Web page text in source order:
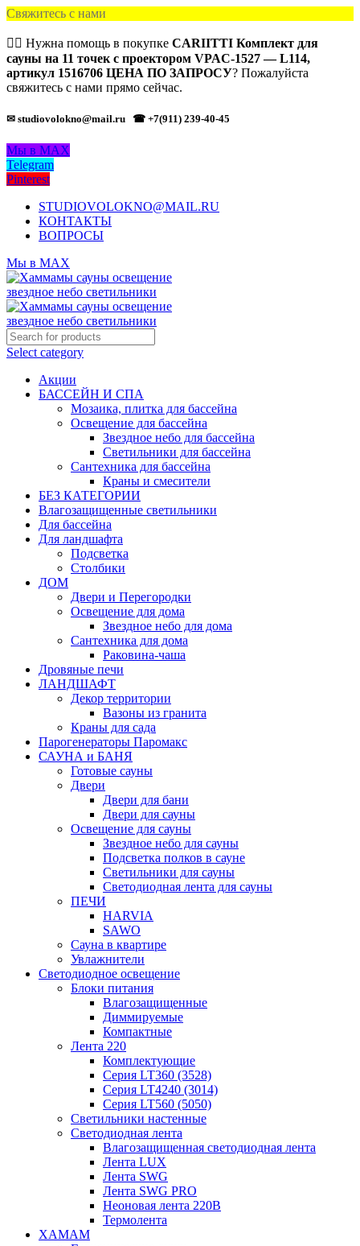
Свяжитесь с нами
🙋‍♂️ Нужна помощь в покупке CARIITTI Комплект для
сауны на 11 точек с проектором VPAC-1527 — L114,
артикул 1516706 ЦЕНА ПО ЗАПРОСУ? Пожалуйста
свяжитесь с нами прямо сейчас.
✉ studiovolokno@mail.ru ☎ +7(911) 239-40-45
Мы в MAX
Telegram
Pinterest
STUDIOVOLOKNO@MAIL.RU
КОНТАКТЫ
ВОПРОСЫ
Мы в MAX
Select category
Акции
БАССЕЙН И СПА
Мозаика, плитка для бассейна
Освещение для бассейна
Звездное небо для бассейна
Светильники для бассейна
Сантехника для бассейна
Краны и смесители
БЕЗ КАТЕГОРИИ
Влагозащищенные светильники
Для бассейна
Для ландшафта
Подсветка
Столбики
ДОМ
Двери и Перегородки
Освещение для дома
Звездное небо для дома
Сантехника для дома
Раковина-чаша
Дровяные печи
ЛАНДШАФТ
Декор территории
Вазоны из гранита
Краны для сада
Парогенераторы Паромакс
САУНА и БАНЯ
Готовые сауны
Двери
Двери для бани
Двери для сауны
Освещение для сауны
Звездное небо для сауны
Подсветка полков в сауне
Светильники для сауны
Светодиодная лента для сауны
ПЕЧИ
HARVIA
SAWO
Сауна в квартире
Увлажнители
Светодиодное освещение
Блоки питания
Влагозащищенные
Диммируемые
Компактные
Лента 220
Комплектующие
Серия LT360 (3528)
Серия LT4240 (3014)
Серия LT560 (5050)
Светильники настенные
Светодиодная лента
Влагозащищенная светодиодная лента
Лента LUX
Лента SWG
Лента SWG PRO
Неоновая лента 220В
Термолента
ХАМАМ